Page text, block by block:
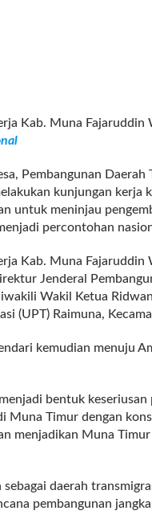
Kab. Muna Fajaruddin
Pembangunan Daerah
kunjungan kerja
untuk meninjau
percontohan
Kab. Muna
Jenderal
Wakil Ketua
(UPT) Raimuna,
kemudian menuju
bentuk
Muna Timur dengan
menjadikan Muna Timur
daerah
pembangunan